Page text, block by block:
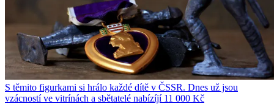
S těmito figurkami si hrálo každé dítě v ČSSR. Dnes už jsou
vzácností ve vitrínách a sbětatelé nabízíjí 11 000 Kč